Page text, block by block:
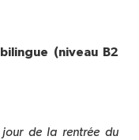
(niveau B2
jour de la rentrée du